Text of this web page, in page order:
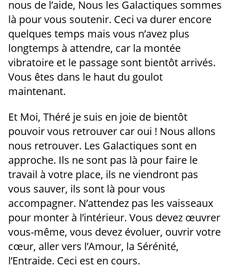
nous de l’aide, Nous les Galactiques sommes
là pour vous soutenir. Ceci va durer encore
quelques temps mais vous n’avez plus
longtemps à attendre, car la montée
vibratoire et le passage sont bientôt arrivés.
Vous êtes dans le haut du goulot
maintenant.
Et Moi, Théré je suis en joie de bientôt
pouvoir vous retrouver car oui ! Nous allons
nous retrouver. Les Galactiques sont en
approche. Ils ne sont pas là pour faire le
travail à votre place, ils ne viendront pas
vous sauver, ils sont là pour vous
accompagner. N’attendez pas les vaisseaux
pour monter à l’intérieur. Vous devez œuvrer
vous-même, vous devez évoluer, ouvrir votre
cœur, aller vers l’Amour, la Sérénité,
l’Entraide. Ceci est en cours.